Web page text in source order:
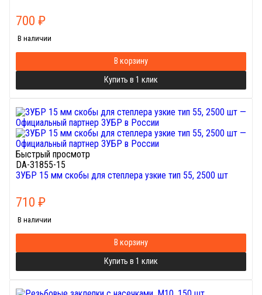
700 ₽
В наличии
В корзину
Купить в 1 клик
Быстрый просмотр
DA-31855-15
ЗУБР 15 мм скобы для степлера узкие тип 55, 2500 шт
710 ₽
В наличии
В корзину
Купить в 1 клик